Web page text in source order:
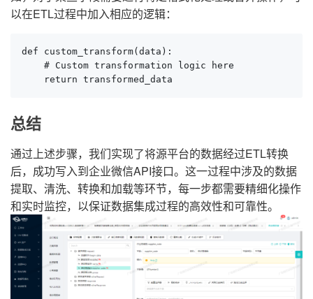
以在ETL过程中加入相应的逻辑：
def custom_transform(data):
    # Custom transformation logic here
    return transformed_data
总结
通过上述步骤，我们实现了将源平台的数据经过ETL转换
后，成功写入到企业微信API接口。这一过程中涉及的数据
提取、清洗、转换和加载等环节，每一步都需要精细化操作
和实时监控，以保证数据集成过程的高效性和可靠性。